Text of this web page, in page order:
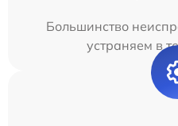
Большинство
устраняем в